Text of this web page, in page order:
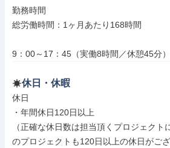
勤務時間
総労働時間：1ヶ月あたり168時間
9：00～17：45（実働8時間／休憩45分）
休日・休暇
休日
・年間休日120日以上
（正確な休日数は担当頂くプロジェク
のプロジェクトも120日以上の休日がござ